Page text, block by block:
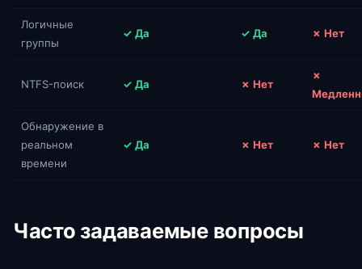
Логичные
группы
✓ Да ✓ Да ✗ Нет
NTFS-поиск ✓ Да ✗ Нет
✗
Обнаружение в
реальном
времени
✓ Да ✗ Нет ✗ Нет
Часто задаваемые вопросы